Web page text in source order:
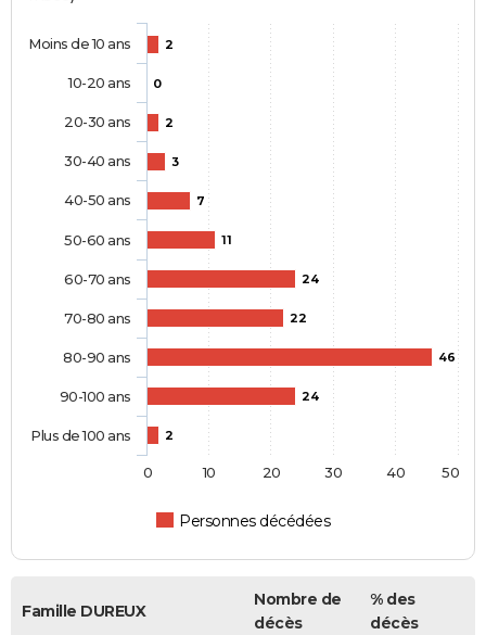
2
0
2
3
7
11
24
22
46
24
2
Personnes décédées
Moins de 10 ans
10-20 ans
20-30 ans
30-40 ans
40-50 ans
50-60 ans
60-70 ans
70-80 ans
80-90 ans
90-100 ans
Plus de 100 ans
0 10 20 30 40 50
Famille DUREUX
Nombre de
décès
% des
décès